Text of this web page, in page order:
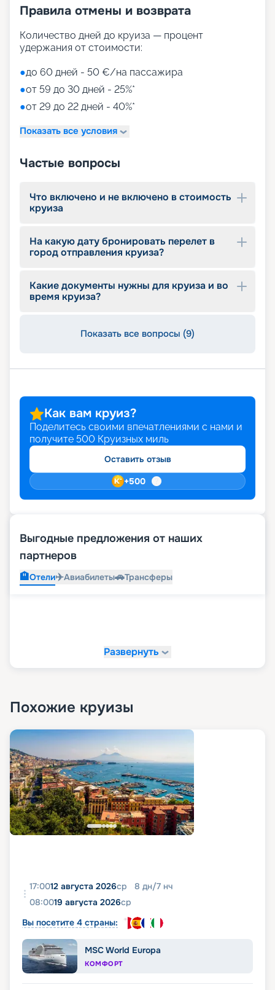
Правила отмены и возврата
Количество дней до круиза — процент
удержания от стоимости:
●до 60 дней - 50 €/на пассажира
●от 59 до 30 дней - 25%*
●от 29 до 22 дней - 40%*
Показать все условия
Частые вопросы
Что включено и не включено в стоимость
круиза
На какую дату бронировать перелет в
город отправления круиза?
Какие документы нужны для круиза и во
время круиза?
Показать все вопросы (9)
Как вам круиз?
Поделитесь своими впечатлениями с нами и
получите 500 Круизных миль
Оставить отзыв
+500
Выгодные предложения от наших
партнеров
🏨Отели✈️Авиабилеты🚗Трансферы
Развернуть
Похожие круизы
17:0012 августа 2026ср 8 дн/7 нч
08:0019 августа 2026ср
Вы посетите 4 страны:
MSC World Europa
КОМФОРТ